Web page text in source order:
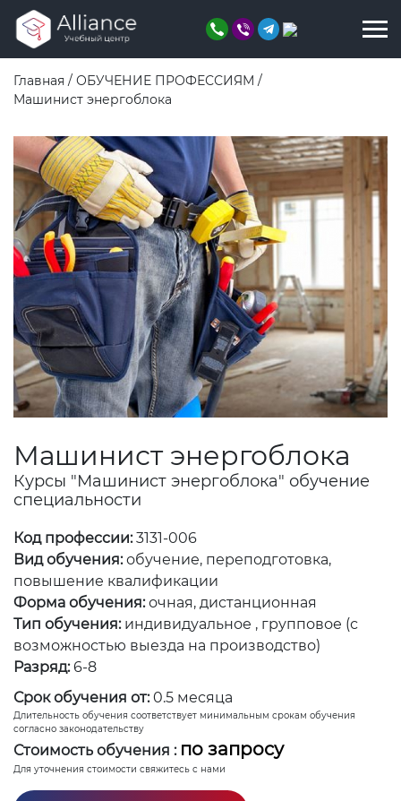
Главная / ОБУЧЕНИЕ ПРОФЕССИЯМ /
Машинист энергоблока
Машинист энергоблока
Курсы "Машинист энергоблока" обучение
специальности
Код профессии:3131-006
Вид обучения: обучение, переподготовка,
повышение квалификации
Форма обучения: очная, дистанционная
Тип обучения: индивидуальное , групповое (с
возможностью выезда на производство)
Разряд: 6-8
Срок обучения от: 0.5 месяца
Длительность обучения соответствует минимальным срокам обучения
согласно законодательству
Стоимость обучения : по запросу
Для уточнения стоимости свяжитесь с нами